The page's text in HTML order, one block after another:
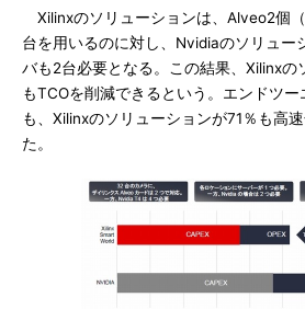
Xilinxのソリューションは、Alveo2個
台を用いるのに対し、Nvidiaのソリュー
バも2台必要となる。この結果、Xilinxの
もTCOを削減できるという。エンドツ
も、Xilinxのソリューションが71％も高
た。